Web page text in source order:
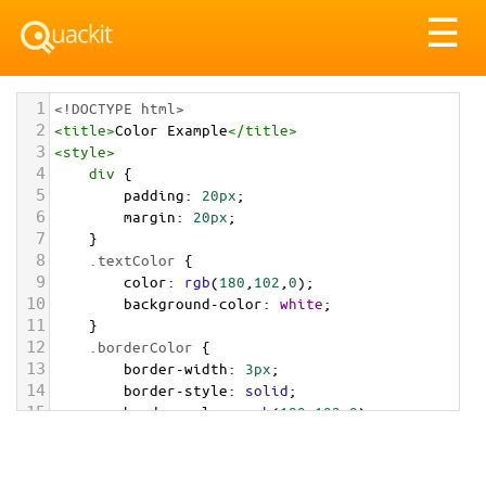
☰
1 <!DOCTYPE html>
2 <title>Color Example</title>
3 <style>
4 div {
5 padding: 20px;
6 margin: 20px;
7 }
8 .textColor {
9 color: rgb(180 102 0);
10 background-color: white;
11 }
12 .borderColor {
13 border-width: 3px;
14 border-style: solid;
15 border-color: rgb(180,102,0);